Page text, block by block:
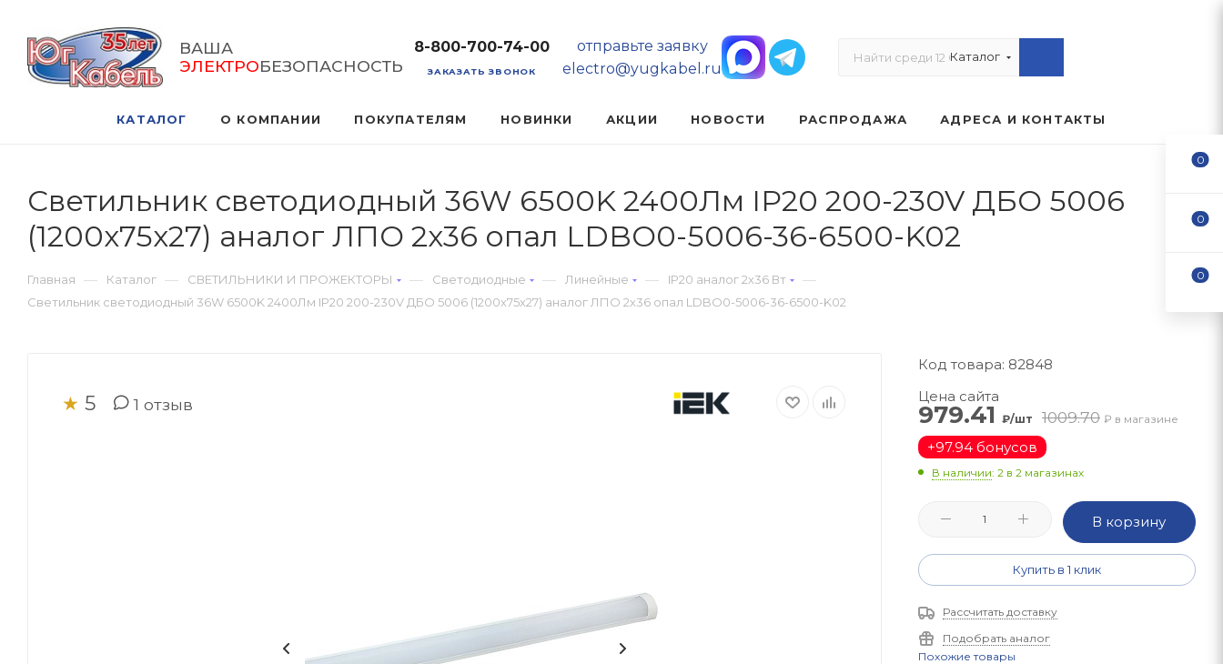
ВАША
ЭЛЕКТРОБЕЗОПАСНОСТЬ
8-800-700-74-00
ЗАКАЗАТЬ ЗВОНОК
отправьте заявку
electro@yugkabel.ru
Каталог
КАТАЛОГ О КОМПАНИИ ПОКУПАТЕЛЯМ НОВИНКИ АКЦИИ НОВОСТИ РАСПРОДАЖА АДРЕСА И КОНТАКТЫ
Светильник светодиодный 36W 6500K 2400Лм IP20 200-230V ДБО 5006
(1200х75х27) аналог ЛПО 2х36 опал LDBO0-5006-36-6500-K02
Главная — Каталог — СВЕТИЛЬНИКИ И ПРОЖЕКТОРЫ — Светодиодные — Линейные — IP20 аналог 2х36 Вт —
Светильник светодиодный 36W 6500K 2400Лм IP20 200-230V ДБО 5006 (1200х75х27) аналог ЛПО 2х36 опал LDBO0-5006-36-6500-K02
★ 5 1 отзыв
Код товара: 82848
Цена сайта
979.41 ₽/шт 1009.70 ₽ в магазине
+97.94 бонусов
В наличии: 2 в 2 магазинах
В корзину
Купить в 1 клик
Рассчитать доставку
Подобрать аналог
Похожие товары
0
0
0